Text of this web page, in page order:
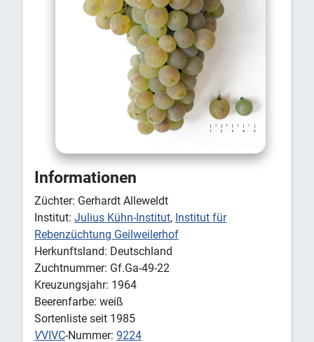
Informationen
Züchter: Gerhardt Alleweldt
Institut: Julius Kühn-Institut, Institut für
Rebenzüchtung Geilweilerhof
Herkunftsland: Deutschland
Zuchtnummer: Gf.Ga-49-22
Kreuzungsjahr: 1964
Beerenfarbe: weiß
Sortenliste seit 1985
VVIVC-Nummer: 9224